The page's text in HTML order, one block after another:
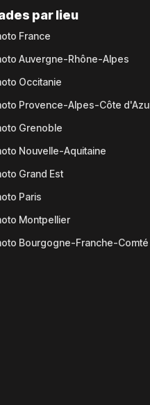
par lieu
France
Auvergne-Rhône-Alpes
Occitanie
Provence-Alpes-Côte
Grenoble
Nouvelle-Aquitaine
Grand Est
Paris
Montpellier
Bourgogne-Franche-Comté